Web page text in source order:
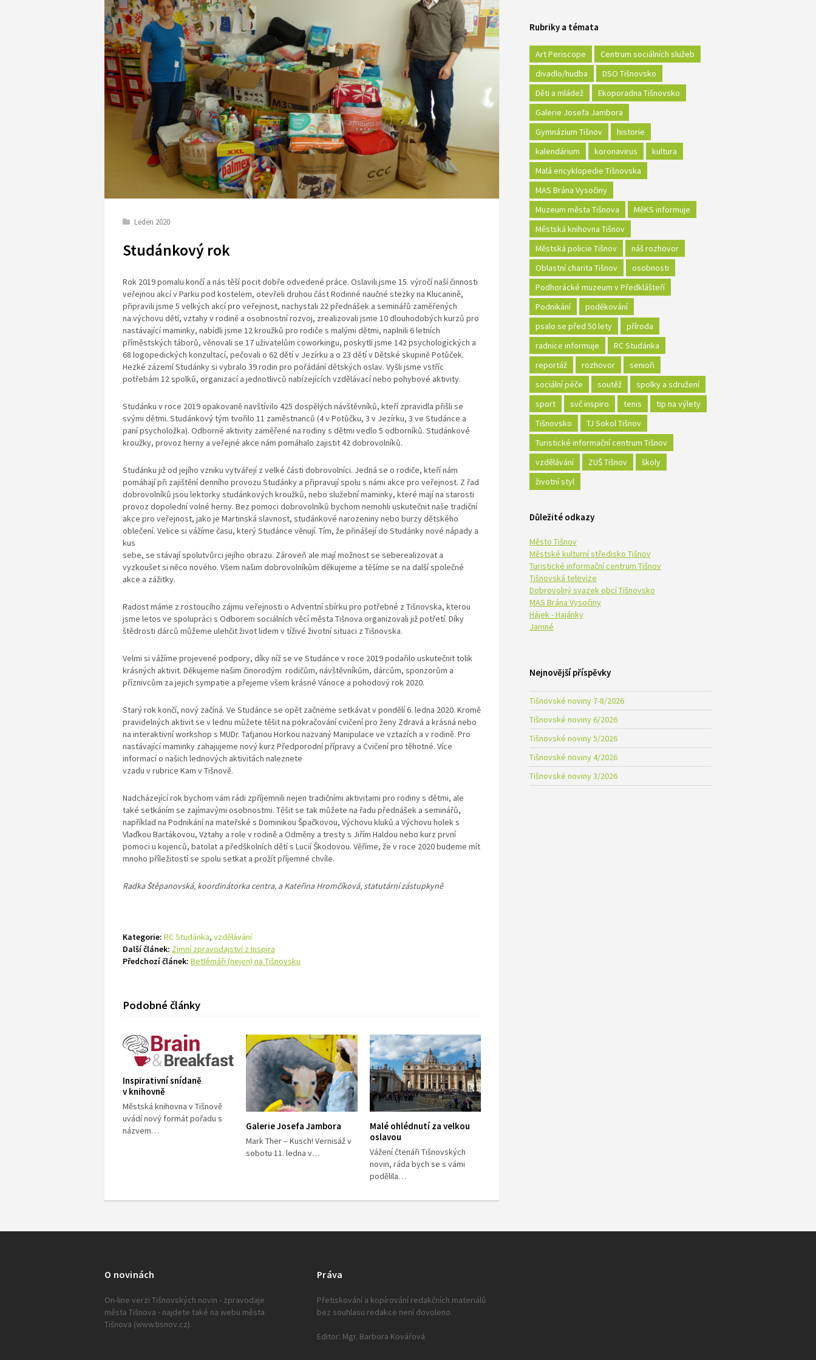
Leden 2020
Studánkový rok
Rok 2019 pomalu končí a nás těší pocit dobře odvedené práce. Oslavili jsme 15. výročí naší činnosti
veřejnou akcí v Parku pod kostelem, otevřeli druhou část Rodinné naučné stezky na Klucanině,
připravili jsme 5 velkých akcí pro veřejnost, nachystali 22 přednášek a seminářů zaměřených
na výchovu dětí, vztahy v rodině a osobnostní rozvoj, zrealizovali jsme 10 dlouhodobých kurzů pro
nastávající maminky, nabídli jsme 12 kroužků pro rodiče s malými dětmi, naplnili 6 letních
příměstských táborů, věnovali se 17 uživatelům coworkingu, poskytli jsme 142 psychologických a
68 logopedických konzultací, pečovali o 62 dětí v Jezírku a o 23 dětí v Dětské skupině Potůček.
Hezké zázemí Studánky si vybralo 39 rodin pro pořádání dětských oslav. Vyšli jsme vstříc
potřebám 12 spolků, organizací a jednotlivců nabízejících vzdělávací nebo pohybové aktivity.
Studánku v roce 2019 opakovaně navštívilo 425 dospělých návštěvníků, kteří zpravidla přišli se
svými dětmi. Studánkový tým tvořilo 11 zaměstnanců (4 v Potůčku, 3 v Jezírku, 3 ve Studánce a
paní psycholožka). Odborné aktivity zaměřené na rodiny s dětmi vedlo 5 odborníků. Studánkové
kroužky, provoz herny a veřejné akce nám pomáhalo zajistit 42 dobrovolníků.
Studánku již od jejího vzniku vytvářejí z velké části dobrovolníci. Jedná se o rodiče, kteří nám
pomáhají při zajištění denního provozu Studánky a připravují spolu s námi akce pro veřejnost. Z řad
dobrovolníků jsou lektorky studánkových kroužků, nebo služební maminky, které mají na starosti
provoz dopolední volné herny. Bez pomoci dobrovolníků bychom nemohli uskutečnit naše tradiční
akce pro veřejnost, jako je Martinská slavnost, studánkové narozeniny nebo burzy dětského
oblečení. Velice si vážíme času, který Studánce věnují. Tím, že přinášejí do Studánky nové nápady a
kus
sebe, se stávají spolutvůrci jejího obrazu. Zároveň ale mají možnost se seberealizovat a
vyzkoušet si něco nového. Všem našim dobrovolníkům děkujeme a těšíme se na další společné
akce a zážitky.
Radost máme z rostoucího zájmu veřejnosti o Adventní sbírku pro potřebné z Tišnovska, kterou
jsme letos ve spolupráci s Odborem sociálních věcí města Tišnova organizovali již potřetí. Díky
štědrosti dárců můžeme ulehčit život lidem v tíživé životní situaci z Tišnovska.
Velmi si vážíme projevené podpory, díky níž se ve Studánce v roce 2019 podařilo uskutečnit tolik
krásných aktivit. Děkujeme našim činorodým rodičům, návštěvníkům, dárcům, sponzorům a
příznivcům za jejich sympatie a přejeme všem krásné Vánoce a pohodový rok 2020.
Starý rok končí, nový začíná. Ve Studánce se opět začneme setkávat v pondělí 6. ledna 2020. Kromě
pravidelných aktivit se v lednu můžete těšit na pokračování cvičení pro ženy Zdravá a krásná nebo
na interaktivní workshop s MUDr. Taťjanou Horkou nazvaný Manipulace ve vztazích a v rodině. Pro
nastávající maminky zahajujeme nový kurz Předporodní přípravy a Cvičení pro těhotné. Více
informací o našich lednových aktivitách naleznete
vzadu v rubrice Kam v Tišnově.
Nadcházející rok bychom vám rádi zpříjemnili nejen tradičními aktivitami pro rodiny s dětmi, ale
také setkáním se zajímavými osobnostmi. Těšit se tak můžete na řadu přednášek a seminářů,
například na Podnikání na mateřské s Dominikou Špačkovou, Výchovu kluků a Výchovu holek s
Vlaďkou Bartákovou, Vztahy a role v rodině a Odměny a tresty s Jiřím Haldou nebo kurz první
pomoci u kojenců, batolat a předškolních dětí s Lucií Škodovou. Věříme, že v roce 2020 budeme mít
mnoho příležitostí se spolu setkat a prožít příjemné chvíle.
Radka Štěpanovská, koordinátorka centra, a Kateřina Hromčíková, statutární zástupkyně
Kategorie: RC Studánka, vzdělávání
Další článek: Zimní zpravodajství z Inspira
Předchozí článek: Betlémáři (nejen) na Tišnovsku
Podobné články
Inspirativní snídaně
v knihovně
Městská knihovna v Tišnově
uvádí nový formát pořadu s
názvem…
Galerie Josefa Jambora
Mark Ther – Kusch! Vernisáž v
sobotu 11. ledna v…
Malé ohlédnutí za velkou
oslavou
Vážení čtenáři Tišnovských
novin, ráda bych se s vámi
podělila…
Rubriky a témata
Art Periscope
Centrum sociálních služeb
divadlo/hudba
DSO Tišnovsko
Děti a mládež
Ekoporadna Tišnovsko
Galerie Josefa Jambora
Gymnázium Tišnov
historie
kalendárium
koronavirus
kultura
Malá encyklopedie Tišnovska
MAS Brána Vysočiny
Muzeum města Tišnova
MěKS informuje
Městská knihovna Tišnov
Městská policie Tišnov
náš rozhovor
Oblastní charita Tišnov
osobnosti
Podhorácké muzeum v Předklášteří
Podnikání
poděkování
psalo se před 50 lety
příroda
radnice informuje
RC Studánka
reportáž
rozhovor
senioři
sociální péče
soutěž
spolky a sdružení
sport
svč inspiro tenis
tip na výlety
Tišnovsko
TJ Sokol Tišnov
Turistické informační centrum Tišnov
vzdělávání
ZUŠ Tišnov
školy
životní styl
Důležité odkazy
Město Tišnov
Městské kulturní středisko Tišnov
Turistické informační centrum Tišnov
Tišnovská televize
Dobrovolný svazek obcí Tišnovsko
MAS Brána Vysočiny
Hájek - Hajánky
Jamné
Nejnovější příspěvky
Tišnovské noviny 7-8/2026
Tišnovské noviny 6/2026
Tišnovské noviny 5/2026
Tišnovské noviny 4/2026
Tišnovské noviny 3/2026
O novinách
On-line verzi Tišnovských novin - zpravodaje
města Tišnova - najdete také na webu města
Tišnova (www.tisnov.cz).
Práva
Přetiskování a kopírování redakčních materiálů
bez souhlasu redakce není dovoleno.
Editor: Mgr. Barbora Kovářová